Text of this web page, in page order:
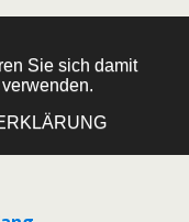
Sie sich damit